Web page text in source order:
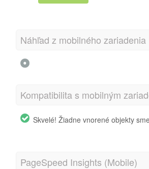
Náhľad z mobilného zariadenia
Kompatibilita s mobilným
Skvelé! Žiadne vnorené objekty
PageSpeed Insights (Mobile)